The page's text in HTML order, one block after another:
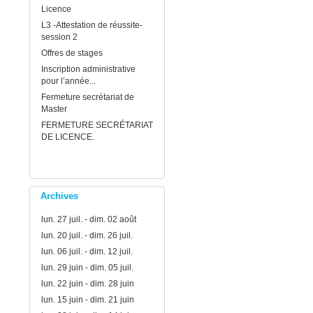
Licence
L3 -Attestation de réussite-
session 2
Offres de stages
Inscription administrative
pour l’année...
Fermeture secrétariat de
Master
FERMETURE SECRÉTARIAT
DE LICENCE.
Archives
lun. 27 juil. - dim. 02 août
lun. 20 juil. - dim. 26 juil.
lun. 06 juil. - dim. 12 juil.
lun. 29 juin - dim. 05 juil.
lun. 22 juin - dim. 28 juin
lun. 15 juin - dim. 21 juin